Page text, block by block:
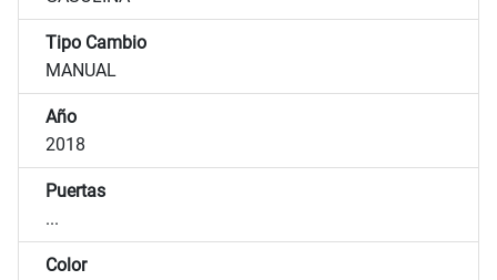
Tipo Cambio
MANUAL
Año
2018
Puertas
...
Color